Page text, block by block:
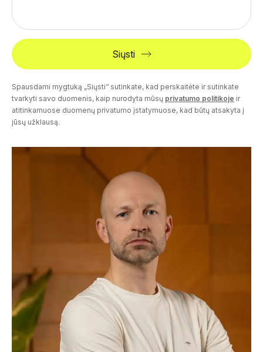
Siųsti
Spausdami mygtuką „Siųsti“ sutinkate, kad perskaitėte ir sutinkate
tvarkyti savo duomenis, kaip nurodyta mūsų privatumo politikoje ir
atitinkamuose duomenų privatumo įstatymuose, kad būtų atsakyta į
jūsų užklausą.